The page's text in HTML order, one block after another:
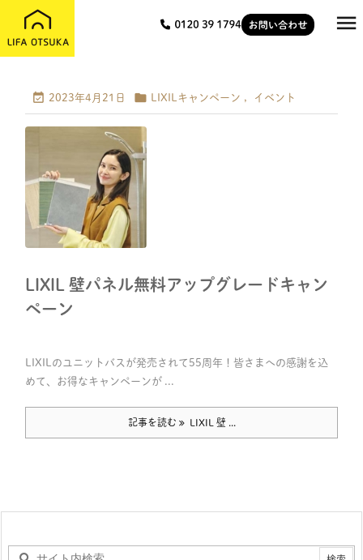

 2023年4月21日  LIXILキャンペーン , イベント
LIXIL 壁パネル無料アップグレードキャン
ペーン
LIXILのユニットバスが発売されて55周年！皆さまへの感謝を込
めて、お得なキャンペーンが ...
記事を読む LIXIL 壁 ...